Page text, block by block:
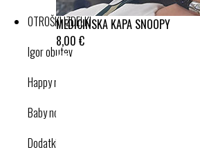
MEDICINSKA KAPA SNOOPY
8,00 €
OTROŠKI IZDELKI
Igor obutev
Happy nose cleaner
Baby nose cleaner
Dodatki